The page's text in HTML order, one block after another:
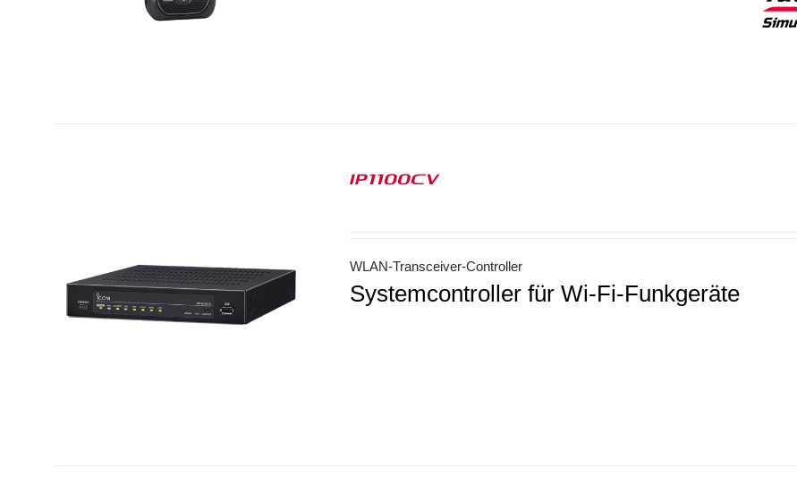
IP1100CV
WLAN-Transceiver-Controller
Systemcontroller für Wi-Fi-Funkgeräte